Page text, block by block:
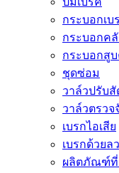
กระบอกเบ
กระบอกค
กระบอกสู
ชุดซ่อม
วาล์วปรับ
วาล์วตรวจ
เบรกไอเสีย
เบรกด้วยล
ผลิตภัณฑ์ที่